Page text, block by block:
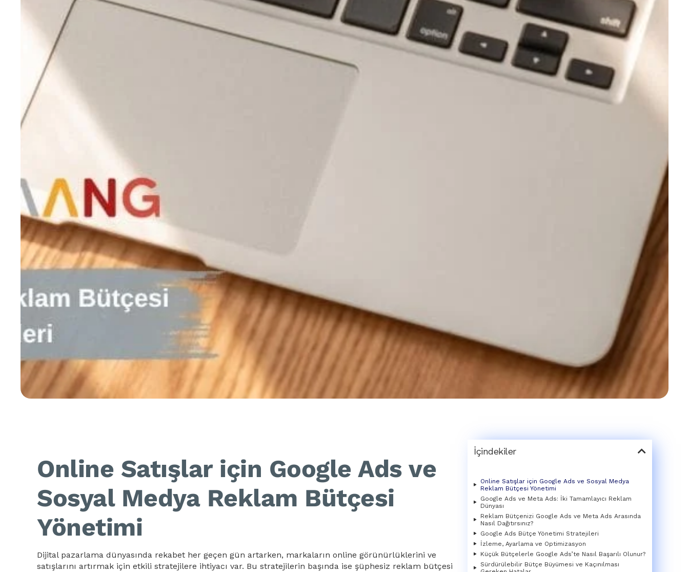
Online Satışlar için Google Ads ve
Sosyal Medya Reklam Bütçesi
Yönetimi
Dijital pazarlama dünyasında rekabet her geçen gün artarken, markaların online görünürlüklerini ve
satışlarını artırmak için etkili stratejilere ihtiyacı var. Bu stratejilerin başında ise şüphesiz reklam bütçesi
İçindekiler
Online Satışlar için Google Ads ve Sosyal Medya
Reklam Bütçesi Yönetimi
Google Ads ve Meta Ads: İki Tamamlayıcı Reklam
Dünyası
Reklam Bütçenizi Google Ads ve Meta Ads Arasında
Nasıl Dağıtırsınız?
Google Ads Bütçe Yönetimi Stratejileri
İzleme, Ayarlama ve Optimizasyon
Küçük Bütçelerle Google Ads’te Nasıl Başarılı Olunur?
Sürdürülebilir Bütçe Büyümesi ve Kaçınılması